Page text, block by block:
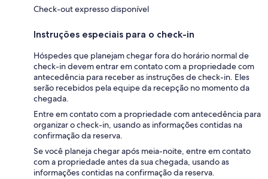
Check-out expresso disponível
Instruções especiais para o check-in
Hóspedes que planejam chegar fora do horário normal de
check-in devem entrar em contato com a propriedade com
antecedência para receber as instruções de check-in. Eles
serão recebidos pela equipe da recepção no momento da
chegada.
Entre em contato com a propriedade com antecedência para
organizar o check-in, usando as informações contidas na
confirmação da reserva.
Se você planeja chegar após meia-noite, entre em contato
com a propriedade antes da sua chegada, usando as
informações contidas na confirmação da reserva.